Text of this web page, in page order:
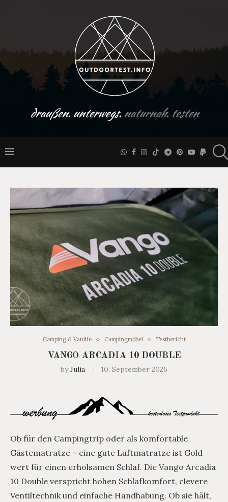
draußen. unterwegs.naturnah. testen
Camping & Vanlife Campingmöbel Testbericht
VANGO ARCADIA 10 DOUBLE
byJulia 10. September 2025
Ob für den Campingtrip oder als komfortable
Gästematratze – eine gute Luftmatratze ist Gold
wert für einen erholsamen Schlaf. Die Vango Arcadia
10 Double verspricht hohen Schlafkomfort, clevere
Ventiltechnik und einfache Handhabung. Ob sie hält,